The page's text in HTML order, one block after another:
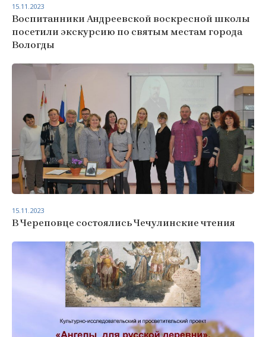
Воспитанники Андреевской воскресной школы
посетили экскурсию по святым местам города
Вологды
15.11.2023
В Череповце состоялись Чечулинские чтения
15.11.2023